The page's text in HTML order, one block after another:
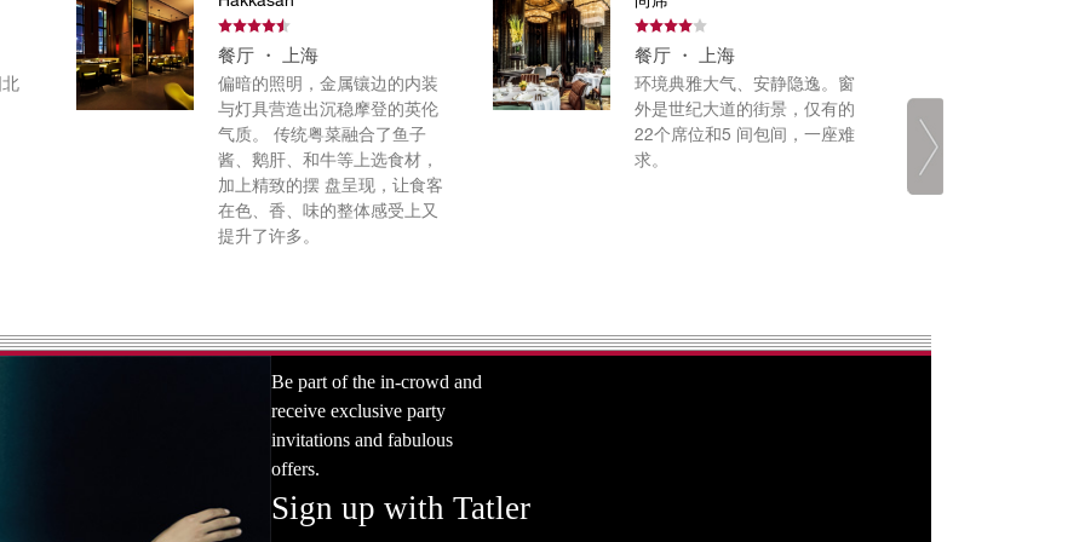
餐厅 ・ 上海
偏暗的照明，金属镶边的内装
与灯具营造出沉稳摩登的英伦
气质。 传统粤菜融合了鱼子
酱、鹅肝、和牛等上选食材，
加上精致的摆 盘呈现，让食客
在色、香、味的整体感受上又
提升了许多。
餐厅 ・ 上海
环境典雅大气、安静隐逸。窗
外是世纪大道的街景，仅有的
22个席位和5 间包间，一座难
求。
Be part of the in-crowd and
receive exclusive party
invitations and fabulous
offers.
Sign up with Tatler